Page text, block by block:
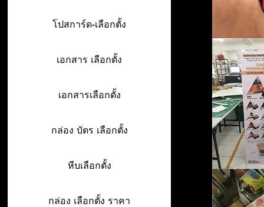
โปสการ์ด-เลือกตั้ง
เอกสาร เลือกตั้ง
เอกสารเลือกตั้ง
กล่อง บัตร เลือกตั้ง
หีบเลือกตั้ง
กล่อง เลือกตั้ง ราคา